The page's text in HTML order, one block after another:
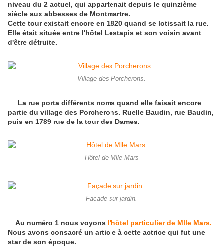
niveau du 2 actuel, qui appartenait depuis le quinzième
siècle aux abbesses de Montmartre.
Cette tour existait encore en 1820 quand se lotissait la rue.
Elle était située entre l'hôtel Lestapis et son voisin avant
d'être détruite.
Village des Porcherons.
La rue porta différents noms quand elle faisait encore
partie du village des Porcherons. Ruelle Baudin, rue Baudin,
puis en 1789 rue de la tour des Dames.
Hôtel de Mlle Mars
Façade sur jardin.
Au numéro 1 nous voyons l'hôtel particulier de Mlle Mars.
Nous avons consacré un article à cette actrice qui fut une
star de son époque.